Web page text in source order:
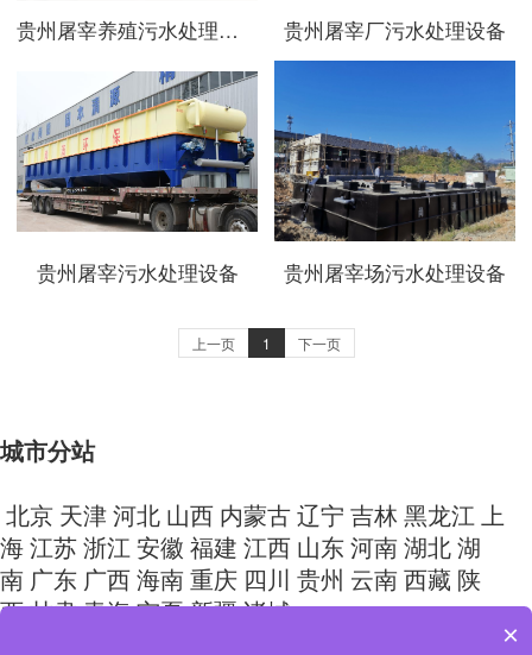
贵州屠宰养殖污水处理设备 贵州屠宰厂污水处理设备
贵州屠宰污水处理设备 贵州屠宰场污水处理设备
上一页 1 下一页
城市分站
北京 天津河北 山西 内蒙古辽宁 吉林黑龙江上
海江苏浙江安徽 福建 江西 山东河南湖北湖
南 广东 广西海南重庆 四川 贵州 云南西藏 陕
西甘肃青海宁夏新疆诸城
×